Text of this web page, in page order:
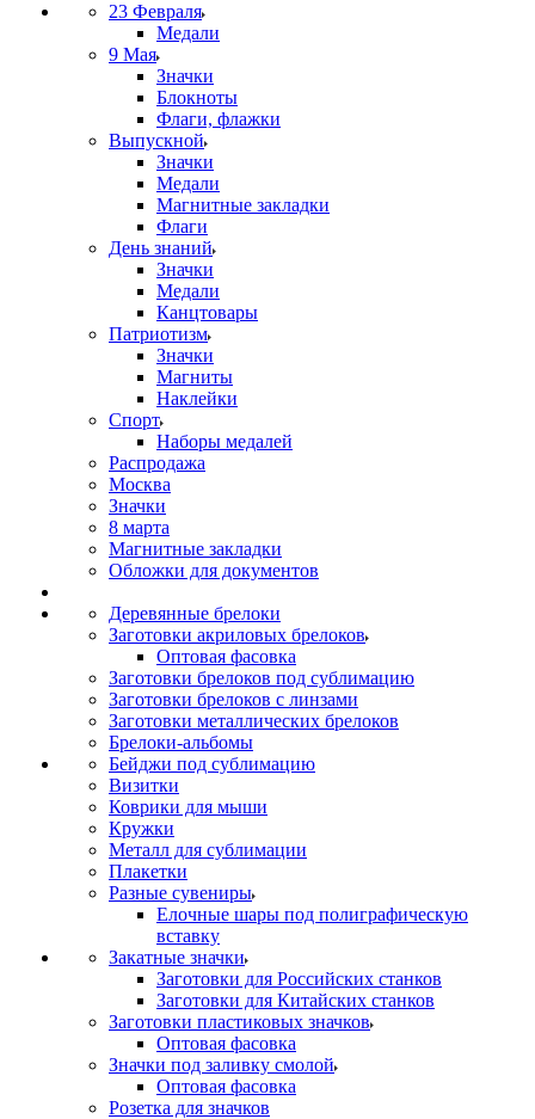
23 Февраля
Медали
9 Мая
Значки
Блокноты
Флаги, флажки
Выпускной
Значки
Медали
Магнитные закладки
Флаги
День знаний
Значки
Медали
Канцтовары
Патриотизм
Значки
Магниты
Наклейки
Спорт
Наборы медалей
Распродажа
Москва
Значки
8 марта
Магнитные закладки
Обложки для документов
Деревянные брелоки
Заготовки акриловых брелоков
Оптовая фасовка
Заготовки брелоков под сублимацию
Заготовки брелоков с линзами
Заготовки металлических брелоков
Брелоки-альбомы
Бейджи под сублимацию
Визитки
Коврики для мыши
Кружки
Металл для сублимации
Плакетки
Разные сувениры
Елочные шары под полиграфическую
вставку
Закатные значки
Заготовки для Российских станков
Заготовки для Китайских станков
Заготовки пластиковых значков
Оптовая фасовка
Значки под заливку смолой
Оптовая фасовка
Розетка для значков